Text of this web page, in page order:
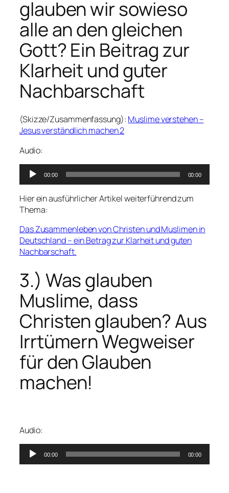
glauben wir sowieso
alle an den gleichen
Gott? Ein Beitrag zur
Klarheit und guter
Nachbarschaft
(Skizze/Zusammenfassung): Muslime verstehen –
Jesus verständlich machen 2
Audio:
Audio-
Player
00:00 00:00
Hier ein ausführlicher Artikel weiterführend zum
Thema:
Das Zusammenleben von Christen und Muslimen in
Deutschland – ein Betrag zur Klarheit und guten
Nachbarschaft.
3.) Was glauben
Muslime, dass
Christen glauben? Aus
Irrtümern Wegweiser
für den Glauben
machen!
Audio:
Audio-
Player
00:00 00:00